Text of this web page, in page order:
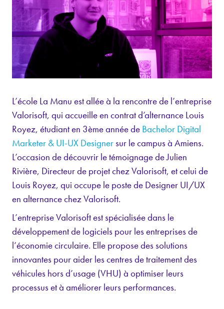
L’école La Manu est allée à la rencontre de l’entreprise
Valorisoft, qui accueille en contrat d’alternance Louis
Royez, étudiant en 3ème année de Bachelor Digital
Marketer & UI-UX Designersur le campus à Amiens.
L’occasion de découvrir le témoignage de Julien
Rivière, Directeur de projet chez Valorisoft, et celui de
Louis Royez, qui occupe le poste de Designer UI/UX
en alternance chez Valorisoft.
L’entreprise Valorisoft est spécialisée dans le
développement de logiciels pour les entreprises de
l’économie circulaire. Elle propose des solutions
innovantes pour aider les centres de traitement des
véhicules hors d’usage (VHU) à optimiser leurs
processus et à améliorer leurs performances.